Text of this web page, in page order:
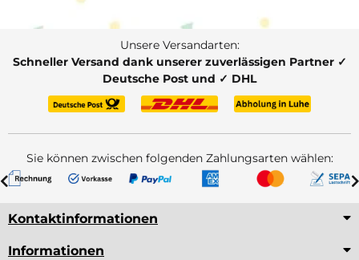
Unsere Versandarten:
Schneller Versand dank unserer zuverlässigen Partner ✓
Deutsche Post und ✓ DHL
Sie können zwischen folgenden Zahlungsarten wählen:
Kontaktinformationen
Informationen